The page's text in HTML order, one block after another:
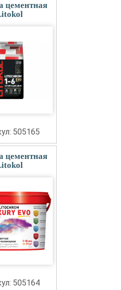
цементная
505165
цементная
505164